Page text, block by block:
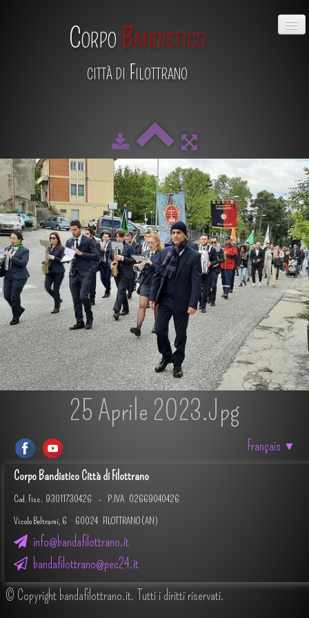
Corpo Bandistico
città di Filottrano
CHI SIAMO
DIRETTIVO
MAESTRO
SCUOLA DI MUSICA
ALBUM
CALENDARIO
CONTATTI
25 Aprile 2023.jpg
Français ▼
Corpo Bandistico Città di Filottrano
Cod. Fisc. 93011730426 - P.IVA 02669040426
Vicolo Beltrami, 6 60024 FILOTTRANO (AN)
info@bandafilottrano.it
bandafilottrano@pec24.it
© Copyright bandafilottrano.it. Tutti i diritti riservati.